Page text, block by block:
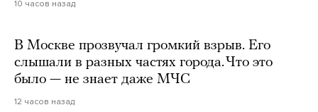
10 часов назад
В Москве прозвучал громкий взрыв. Его
слышали в разных частях города. Что это
было — не знает даже МЧС
12 часов назад